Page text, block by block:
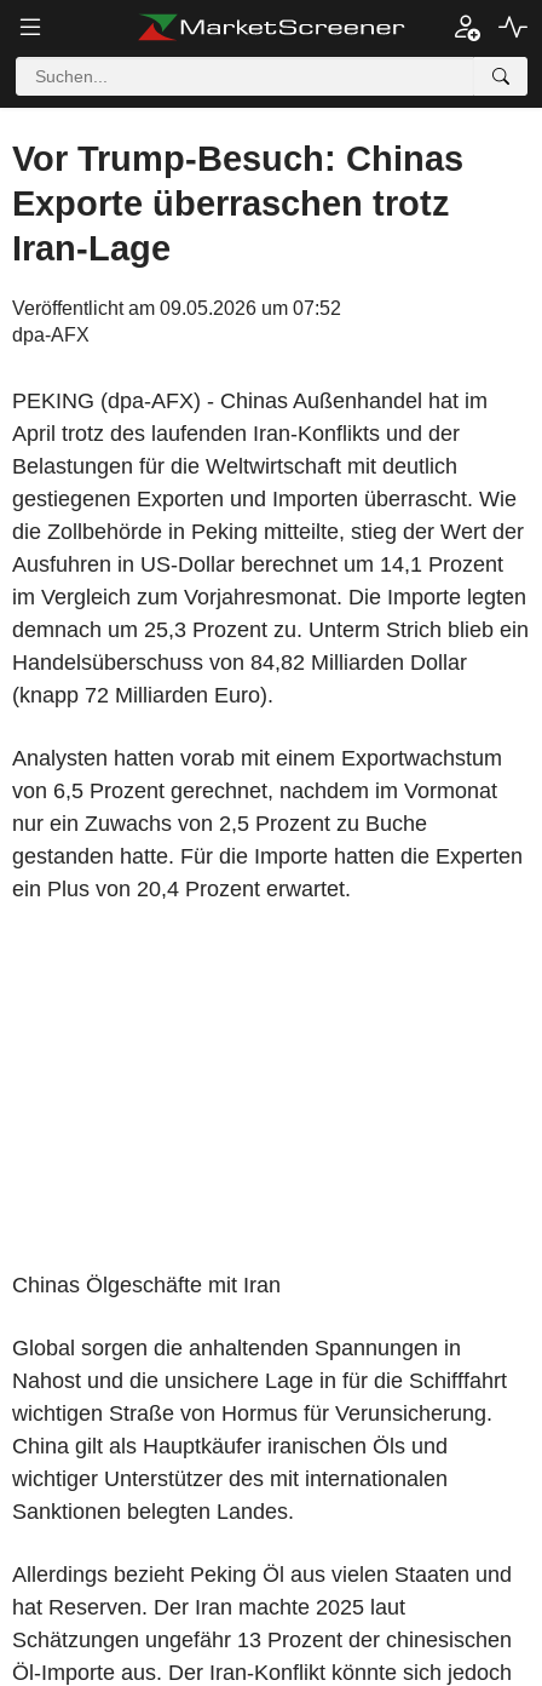
Vor Trump-Besuch: Chinas
Exporte überraschen trotz
Iran-Lage
Veröffentlicht am 09.05.2026 um 07:52
dpa-AFX
PEKING (dpa-AFX) - Chinas Außenhandel hat im
April trotz des laufenden Iran-Konflikts und der
Belastungen für die Weltwirtschaft mit deutlich
gestiegenen Exporten und Importen überrascht. Wie
die Zollbehörde in Peking mitteilte, stieg der Wert der
Ausfuhren in US-Dollar berechnet um 14,1 Prozent
im Vergleich zum Vorjahresmonat. Die Importe legten
demnach um 25,3 Prozent zu. Unterm Strich blieb ein
Handelsüberschuss von 84,82 Milliarden Dollar
(knapp 72 Milliarden Euro).
Analysten hatten vorab mit einem Exportwachstum
von 6,5 Prozent gerechnet, nachdem im Vormonat
nur ein Zuwachs von 2,5 Prozent zu Buche
gestanden hatte. Für die Importe hatten die Experten
ein Plus von 20,4 Prozent erwartet.
Chinas Ölgeschäfte mit Iran
Global sorgen die anhaltenden Spannungen in
Nahost und die unsichere Lage in für die Schifffahrt
wichtigen Straße von Hormus für Verunsicherung.
China gilt als Hauptkäufer iranischen Öls und
wichtiger Unterstützer des mit internationalen
Sanktionen belegten Landes.
Allerdings bezieht Peking Öl aus vielen Staaten und
hat Reserven. Der Iran machte 2025 laut
Schätzungen ungefähr 13 Prozent der chinesischen
Öl-Importe aus. Der Iran-Konflikt könnte sich jedoch